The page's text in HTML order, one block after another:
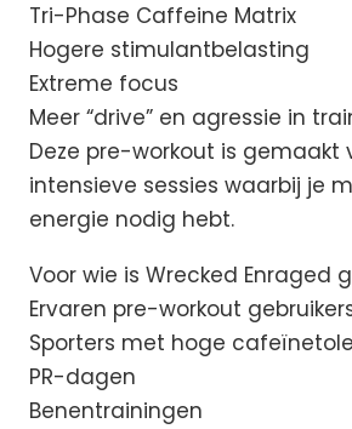
Tri-Phase Caffeine Matrix
Hogere stimulantbelasting
Extreme focus
Meer “drive” en agressie in
Deze pre-workout is gemaakt
intensieve sessies waarbij je
energie nodig hebt.
Voor wie is Wrecked Enraged
Ervaren pre-workout
Sporters met hoge
PR-dagen
Benentrainingen